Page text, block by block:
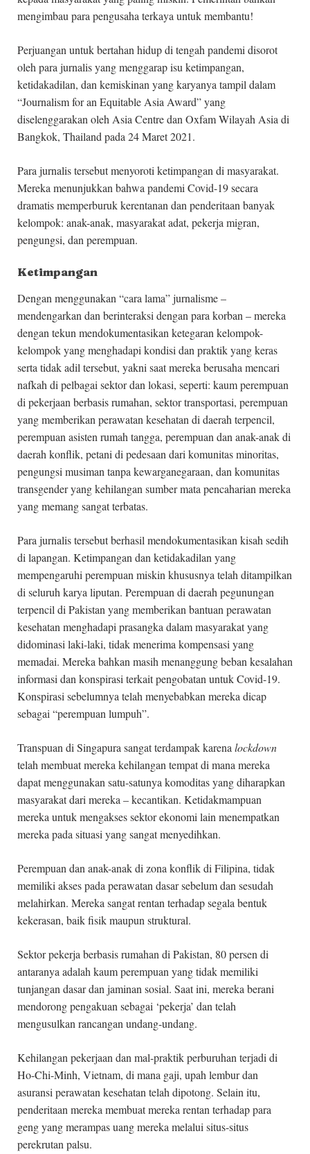
mengimbau para pengusaha terkaya untuk membantu!
Perjuangan untuk bertahan hidup di tengah pandemi disorot
oleh para jurnalis yang menggarap isu ketimpangan,
ketidakadilan, dan kemiskinan yang karyanya tampil dalam
“Journalism for an Equitable Asia Award” yang
diselenggarakan oleh Asia Centre dan Oxfam Wilayah Asia di
Bangkok, Thailand pada 24 Maret 2021.
Para jurnalis tersebut menyoroti ketimpangan di masyarakat.
Mereka menunjukkan bahwa pandemi Covid-19 secara
dramatis memperburuk kerentanan dan penderitaan banyak
kelompok: anak-anak, masyarakat adat, pekerja migran,
pengungsi, dan perempuan.
Ketimpangan
Dengan menggunakan “cara lama” jurnalisme –
mendengarkan dan berinteraksi dengan para korban – mereka
dengan tekun mendokumentasikan ketegaran kelompok-
kelompok yang menghadapi kondisi dan praktik yang keras
serta tidak adil tersebut, yakni saat mereka berusaha mencari
nafkah di pelbagai sektor dan lokasi, seperti: kaum perempuan
di pekerjaan berbasis rumahan, sektor transportasi, perempuan
yang memberikan perawatan kesehatan di daerah terpencil,
perempuan asisten rumah tangga, perempuan dan anak-anak di
daerah konflik, petani di pedesaan dari komunitas minoritas,
pengungsi musiman tanpa kewarganegaraan, dan komunitas
transgender yang kehilangan sumber mata pencaharian mereka
yang memang sangat terbatas.
Para jurnalis tersebut berhasil mendokumentasikan kisah sedih
di lapangan. Ketimpangan dan ketidakadilan yang
mempengaruhi perempuan miskin khususnya telah ditampilkan
di seluruh karya liputan. Perempuan di daerah pegunungan
terpencil di Pakistan yang memberikan bantuan perawatan
kesehatan menghadapi prasangka dalam masyarakat yang
didominasi laki-laki, tidak menerima kompensasi yang
memadai. Mereka bahkan masih menanggung beban kesalahan
informasi dan konspirasi terkait pengobatan untuk Covid-19.
Konspirasi sebelumnya telah menyebabkan mereka dicap
sebagai “perempuan lumpuh”.
Transpuan di Singapura sangat terdampak karena lockdown
telah membuat mereka kehilangan tempat di mana mereka
dapat menggunakan satu-satunya komoditas yang diharapkan
masyarakat dari mereka – kecantikan. Ketidakmampuan
mereka untuk mengakses sektor ekonomi lain menempatkan
mereka pada situasi yang sangat menyedihkan.
Perempuan dan anak-anak di zona konflik di Filipina, tidak
memiliki akses pada perawatan dasar sebelum dan sesudah
melahirkan. Mereka sangat rentan terhadap segala bentuk
kekerasan, baik fisik maupun struktural.
Sektor pekerja berbasis rumahan di Pakistan, 80 persen di
antaranya adalah kaum perempuan yang tidak memiliki
tunjangan dasar dan jaminan sosial. Saat ini, mereka berani
mendorong pengakuan sebagai ‘pekerja’ dan telah
mengusulkan rancangan undang-undang.
Kehilangan pekerjaan dan mal-praktik perburuhan terjadi di
Ho-Chi-Minh, Vietnam, di mana gaji, upah lembur dan
asuransi perawatan kesehatan telah dipotong. Selain itu,
penderitaan mereka membuat mereka rentan terhadap para
geng yang merampas uang mereka melalui situs-situs
perekrutan palsu.